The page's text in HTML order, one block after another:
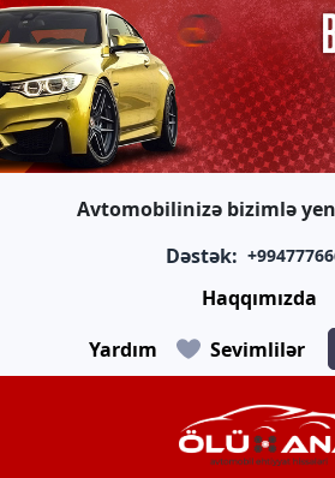
Avtomobilinizə bizimlə
Dəstək:
Haqqımızda
Yardım
Sevimlilər